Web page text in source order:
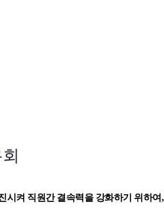
시켜 직원간 결속력을 강화하기 위하여,